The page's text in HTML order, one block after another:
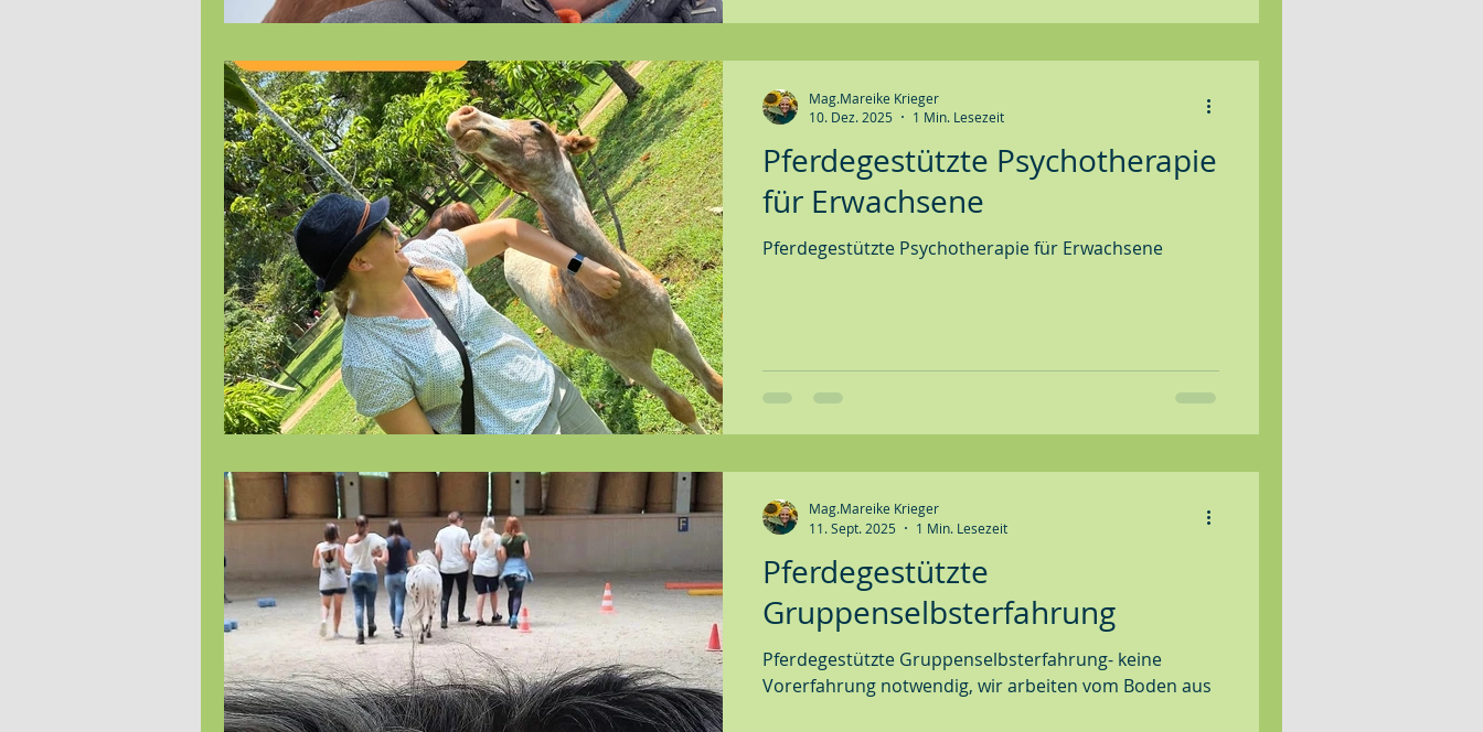
Pferdegestützte Psychotherapie
für Erwachsene
Pferdegestützte Psychotherapie für Erwachsene
Mag.Mareike Krieger
10. Dez. 2025
1 Min. Lesezeit
Pferdegestützte
Gruppenselbsterfahrung
Pferdegestützte Gruppenselbsterfahrung- keine
Vorerfahrung notwendig, wir arbeiten vom Boden aus
Mag.Mareike Krieger
11. Sept. 2025
1 Min. Lesezeit